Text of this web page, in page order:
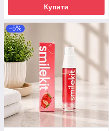
Купити
–5%